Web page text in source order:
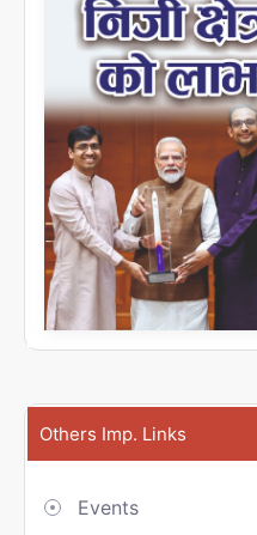
Others Imp. Links
Events